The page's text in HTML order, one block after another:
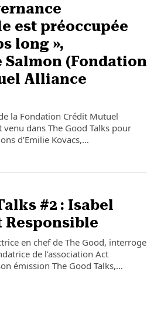
est préoccupée
long »,
Salmon (Fondation
Alliance
la Fondation Crédit Mutuel
venu dans The Good Talks pour
d’Emilie Kovacs,…
#2 : Isabel
Responsible
en chef de The Good, interroge
de l’association Act
émission The Good Talks,…